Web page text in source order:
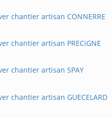
chantier artisan CONNERRE
chantier artisan PRECiGNE
chantier artisan SPAY
chantier artisan GUECELARD